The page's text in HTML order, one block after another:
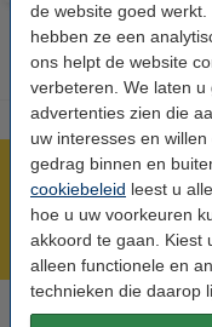
de website goed
hebben ze een
ons helpt de website
verbeteren. We laten u
advertenties zien die
uw interesses en
gedrag binnen en
cookiebeleid leest u
hoe u uw voorkeuren
akkoord te gaan. Kiest
alleen functionele en
technieken die daarop
Meer dan 5 miljoen
Voor 22.00 uur
Laagsteprijsgarantie!